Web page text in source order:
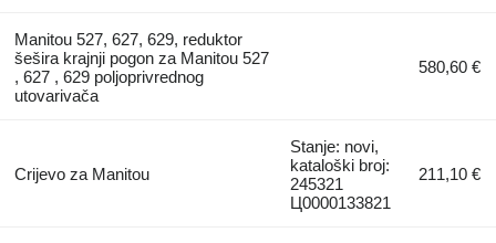
Manitou 527, 627, 629, reduktor
šešira krajnji pogon za Manitou 527
, 627 , 629 poljoprivrednog
utovarivača
580,60 €
Crijevo za Manitou
Stanje: novi,
kataloški broj:
245321
Ц0000133821
211,10 €